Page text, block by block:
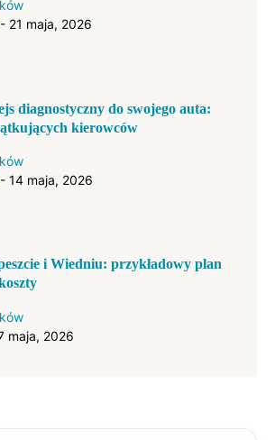
- 21 maja, 2026
diagnostyczny do swojego auta:
kierowców
- 14 maja, 2026
i Wiedniu: przykładowy plan
maja, 2026